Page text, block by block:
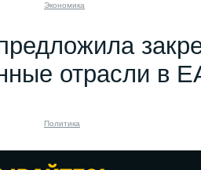
Экономика
отрасли в
Политика